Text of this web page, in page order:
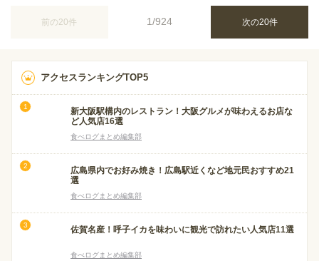
前の20件 1/924 次の20件
アクセスランキングTOP5
新大阪駅構内のレストラン！大阪グルメが味わえるお店な
ど人気店16選
食べログまとめ編集部
広島県内でお好み焼き！広島駅近くなど地元民おすすめ21
選
食べログまとめ編集部
佐賀名産！呼子イカを味わいに観光で訪れたい人気店11選
食べログまとめ編集部